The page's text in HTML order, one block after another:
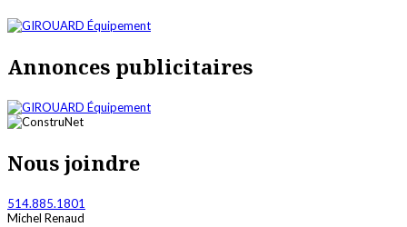
Annonces publicitaires
Nous joindre
514.885.1801
Michel Renaud